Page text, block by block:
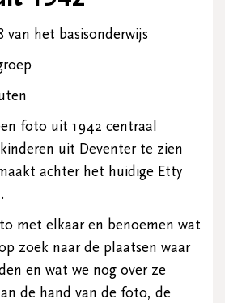
van het basisonderwijs
foto uit 1942 centraal
uit Deventer te zien
achter het huidige Etty
met elkaar en benoemen wat
zoek naar de plaatsen waar
en wat we nog over ze
de hand van de foto, de